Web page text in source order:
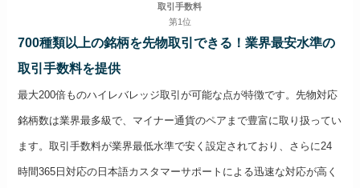
取引手数料
第1位
700種類以上の銘柄を先物取引できる！業界最安水準の
取引手数料を提供
最大200倍ものハイレバレッジ取引が可能な点が特徴です。先物対応
銘柄数は業界最多級で、マイナー通貨のペアまで豊富に取り扱ってい
ます。取引手数料が業界最低水準で安く設定されており、さらに24
時間365日対応の日本語カスタマーサポートによる迅速な対応が高く